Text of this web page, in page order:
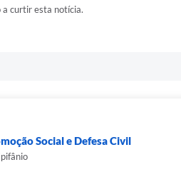
a curtir esta notícia.
Social e Defesa Civil